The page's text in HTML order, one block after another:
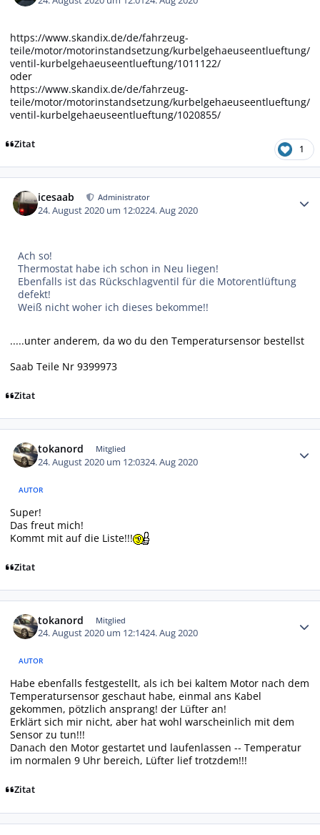
https://www.skandix.de/de/fahrzeug-
teile/motor/motorinstandsetzung/kurbelgehaeuseentlueftung/
ventil-kurbelgehaeuseentlueftung/1011122/
oder
https://www.skandix.de/de/fahrzeug-
teile/motor/motorinstandsetzung/kurbelgehaeuseentlueftung/
ventil-kurbelgehaeuseentlueftung/1020855/
Zitat 1
icesaab Administrator
24. August 2020 um 12:0224. Aug 2020
Ach so!
Thermostat habe ich schon in Neu liegen!
Ebenfalls ist das Rückschlagventil für die Motorentlüftung
defekt!
Weiß nicht woher ich dieses bekomme!!
.....unter anderem, da wo du den Temperatursensor bestellst
Saab Teile Nr 9399973
Zitat
tokanord Mitglied
24. August 2020 um 12:0324. Aug 2020
AUTOR
Super!
Das freut mich!
Kommt mit auf die Liste!!!
Zitat
tokanord Mitglied
24. August 2020 um 12:1424. Aug 2020
AUTOR
Habe ebenfalls festgestellt, als ich bei kaltem Motor nach dem
Temperatursensor geschaut habe, einmal ans Kabel
gekommen, pötzlich ansprang! der Lüfter an!
Erklärt sich mir nicht, aber hat wohl warscheinlich mit dem
Sensor zu tun!!!
Danach den Motor gestartet und laufenlassen -- Temperatur
im normalen 9 Uhr bereich, Lüfter lief trotzdem!!!
Zitat